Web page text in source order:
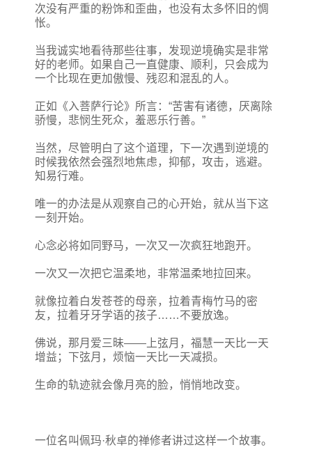
次没有严重的粉饰和歪曲，也没有太多怀旧的惆
怅。
当我诚实地看待那些往事，发现逆境确实是非常
好的老师。如果自己一直健康、顺利，只会成为
一个比现在更加傲慢、残忍和混乱的人。
正如《入菩萨行论》所言：“苦害有诸德，厌离除
骄慢，悲悯生死众，羞恶乐行善。”
当然，尽管明白了这个道理，下一次遇到逆境的
时候我依然会强烈地焦虑，抑郁，攻击，逃避。
知易行难。
唯一的办法是从观察自己的心开始，就从当下这
一刻开始。
心念必将如同野马，一次又一次疯狂地跑开。
一次又一次把它温柔地，非常温柔地拉回来。
就像拉着白发苍苍的母亲，拉着青梅竹马的密
友，拉着牙牙学语的孩子……不要放逸。
佛说，那月爱三昧——上弦月，福慧一天比一天
增益；下弦月，烦恼一天比一天减损。
生命的轨迹就会像月亮的脸，悄悄地改变。
一位名叫佩玛·秋卓的禅修者讲过这样一个故事。